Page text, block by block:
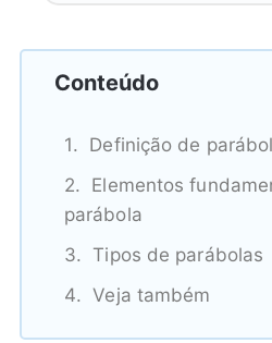
Conteúdo
Definição de
Elementos
parábola
Tipos de parábolas
Veja também